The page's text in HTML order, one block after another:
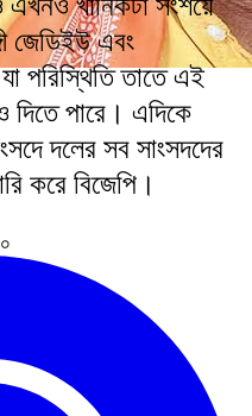
জেডিইউ এবং
পরিস্থিতি তাতে এই
দিতে পারে। এদিকে
দলের সব সাংসদদের
করে বিজেপি।